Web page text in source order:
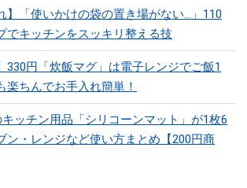
】「使いかけの袋の置き場がない…」110
でキッチンをスッキリ整える技
330円「炊飯マグ」は電子レンジでご飯1
楽ちんでお手入れ簡単！
ッチン用品「シリコーンマット」​​が1枚6
ン・レンジなど使い方まとめ【200円商